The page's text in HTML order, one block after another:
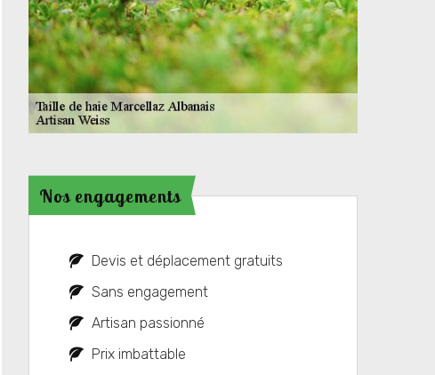
Nos engagements
Devis et déplacement gratuits
Sans engagement
Artisan passionné
Prix imbattable